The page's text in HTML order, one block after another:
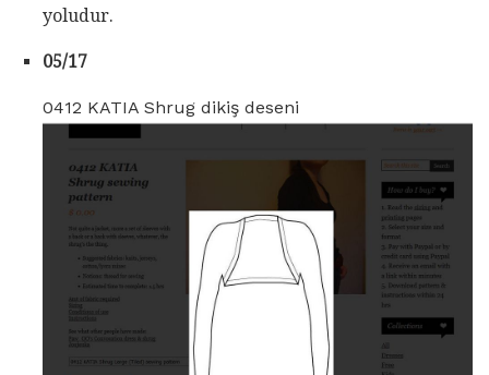
yoludur.
05/17
0412 KATIA Shrug dikiş deseni